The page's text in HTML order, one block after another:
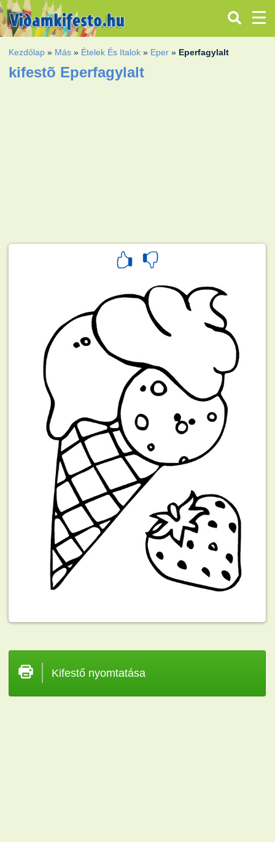
Kezdőlap » Más » Ételek És Italok » Eper » Eperfagylalt
kifestõ Eperfagylalt
Kifestő nyomtatása